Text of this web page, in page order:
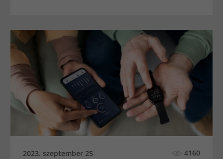
2023. szeptember 25 4160